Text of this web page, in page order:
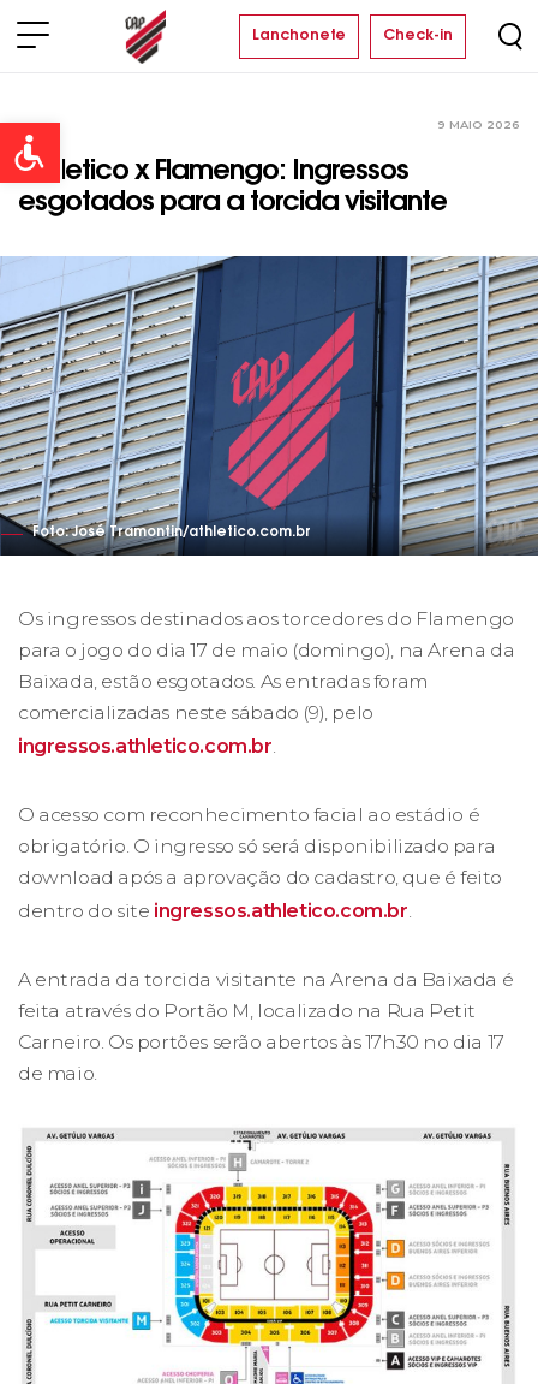
Open toolbar
Lanchonete Check-in
9 MAIO 2026
Athletico x Flamengo: Ingressos
esgotados para a torcida visitante
Foto: José Tramontin/athletico.com.br
Os ingressos destinados aos torcedores do Flamengo
para o jogo do dia 17 de maio (domingo), na Arena da
Baixada, estão esgotados. As entradas foram
comercializadas neste sábado (9), pelo
ingressos.athletico.com.br.
O acesso com reconhecimento facial ao estádio é
obrigatório. O ingresso só será disponibilizado para
download após a aprovação do cadastro, que é feito
dentro do site ingressos.athletico.com.br.
A entrada da torcida visitante na Arena da Baixada é
feita através do Portão M, localizado na Rua Petit
Carneiro. Os portões serão abertos às 17h30 no dia 17
de maio.